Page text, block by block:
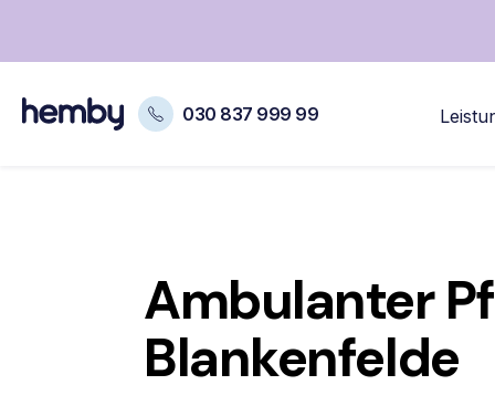
030 837 999 99
Ambulanter
Blankenfelde